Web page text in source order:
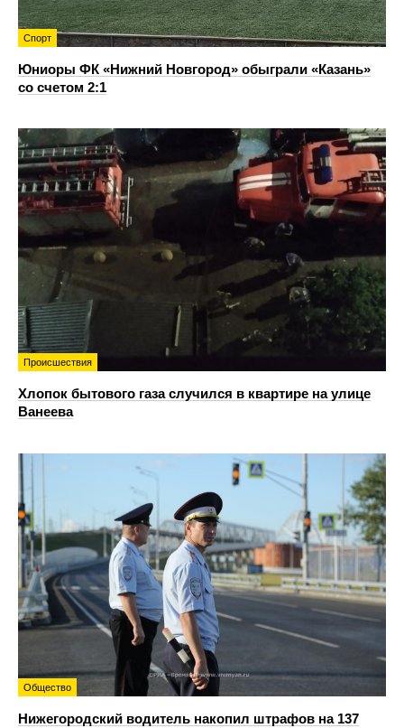
Спорт
Юниоры ФК «Нижний Новгород» обыграли «Казань»
со счетом 2:1
Происшествия
Хлопок бытового газа случился в квартире на улице
Ванеева
Общество
Нижегородский водитель накопил штрафов на 137